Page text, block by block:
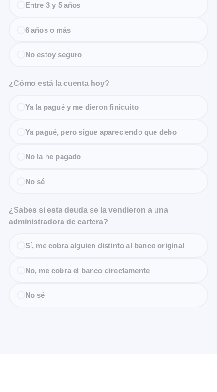
Entre 3 y 5 años
6 años o más
No estoy seguro
¿Cómo está la cuenta hoy?
Ya la pagué y me dieron finiquito
Ya pagué, pero sigue apareciendo que debo
No la he pagado
No sé
¿Sabes si esta deuda se la vendieron a una
administradora de cartera?
Sí, me cobra alguien distinto al banco original
No, me cobra el banco directamente
No sé